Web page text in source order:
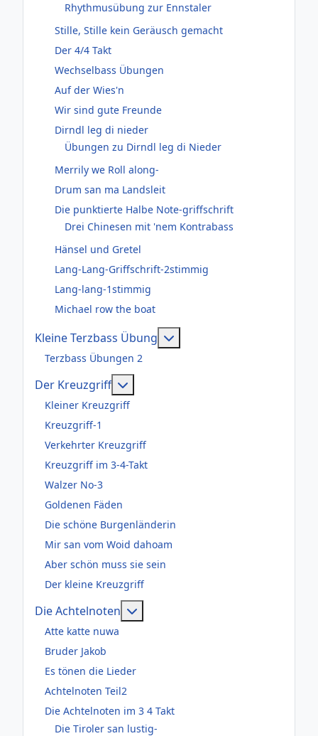
Rhythmusübung zur Ennstaler
Stille, Stille kein Geräusch gemacht
Der 4/4 Takt
Wechselbass Übungen
Auf der Wies'n
Wir sind gute Freunde
Dirndl leg di nieder
Übungen zu Dirndl leg di Nieder
Merrily we Roll along-
Drum san ma Landsleit
Die punktierte Halbe Note-griffschrift
Drei Chinesen mit 'nem Kontrabass
Hänsel und Gretel
Lang-Lang-Griffschrift-2stimmig
Lang-lang-1stimmig
Michael row the boat
Kleine Terzbass Übung
Terzbass Übungen 2
Der Kreuzgriff
Kleiner Kreuzgriff
Kreuzgriff-1
Verkehrter Kreuzgriff
Kreuzgriff im 3-4-Takt
Walzer No-3
Goldenen Fäden
Die schöne Burgenländerin
Mir san vom Woid dahoam
Aber schön muss sie sein
Der kleine Kreuzgriff
Die Achtelnoten
Atte katte nuwa
Bruder Jakob
Es tönen die Lieder
Achtelnoten Teil2
Die Achtelnoten im 3 4 Takt
Die Tiroler san lustig-